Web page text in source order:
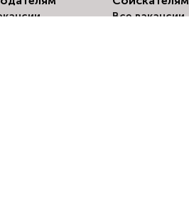
Все вакансии